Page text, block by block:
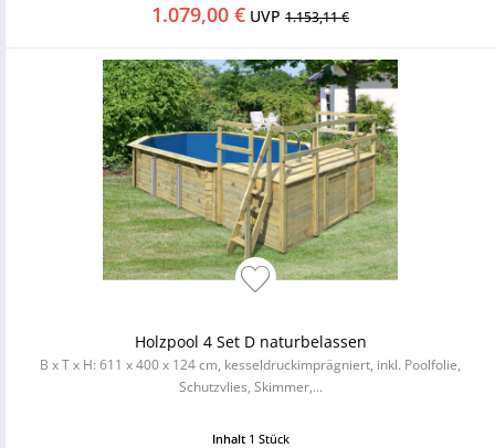
1.079,00 € UVP 1.153,11 €
Holzpool 4 Set D naturbelassen
B x T x H: 611 x 400 x 124 cm, kesseldruckimprägniert, inkl. Poolfolie,
Schutzvlies, Skimmer,...
Inhalt 1 Stück